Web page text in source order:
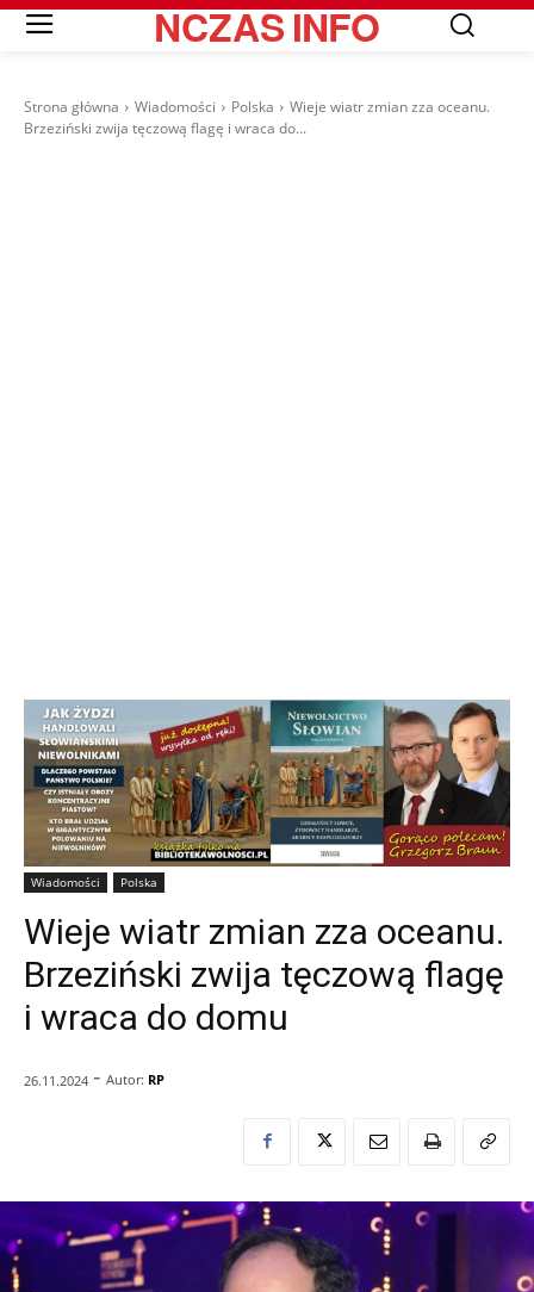
NCZASINFO
Strona główna Wiadomości Polska
Wieje wiatr zmian zza oceanu.
Brzeziński zwija tęczową flagę i wraca do...
Wiadomości Polska
Wieje wiatr zmian zza oceanu.
Brzeziński zwija tęczową flagę
i wraca do domu
26.11.2024 - Autor: RP